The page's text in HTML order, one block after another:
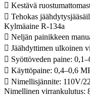
 Kestävä
 Tehokas
Kylmäaine R-134a
 Neljän painikkeen
 Jäähdyttimen ulkoinen
 Syöttöveden paine:
 Käyttöpaine: 0,4–0,6
 Nimellisjännite: 110V/
Nimellinen virrankulutus: